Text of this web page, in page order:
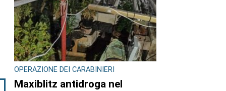
OPERAZIONE DEI CARABINIERI
Maxiblitz antidroga nel